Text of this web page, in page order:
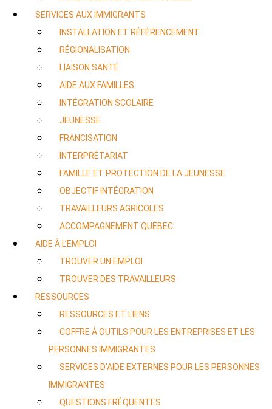
SERVICES AUX IMMIGRANTS
INSTALLATION ET RÉFÉRENCEMENT
RÉGIONALISATION
LIAISON SANTÉ
AIDE AUX FAMILLES
INTÉGRATION SCOLAIRE
JEUNESSE
FRANCISATION
INTERPRÉTARIAT
FAMILLE ET PROTECTION DE LA JEUNESSE
OBJECTIF INTÉGRATION
TRAVAILLEURS AGRICOLES
ACCOMPAGNEMENT QUÉBEC
AIDE À L’EMPLOI
TROUVER UN EMPLOI
TROUVER DES TRAVAILLEURS
RESSOURCES
RESSOURCES ET LIENS
COFFRE À OUTILS POUR LES ENTREPRISES ET LES
PERSONNES IMMIGRANTES
SERVICES D’AIDE EXTERNES POUR LES PERSONNES
IMMIGRANTES
QUESTIONS FRÉQUENTES